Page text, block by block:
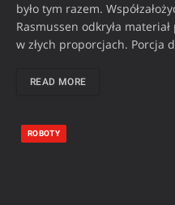
było tym razem.
Rasmussen odkryła
w złych proporcjach. Porcja
READ MORE
ROBOTY